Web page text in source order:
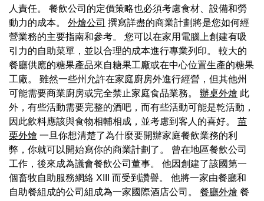
人責任。 餐飲公司的定價策略也必須考慮食材、設備和勞
動力的成本。 外燴公司 撰寫詳盡的商業計劃將是您如何經
營業務的主要指南和參考。 您可以在家用電腦上創建有吸
引力的自助菜單，並以合理的成本進行專業列印。 較大的
餐廳供應的糖果產品來自糖果工廠或在中心位置生產的糖果
工廠。 雖然一些州允許在家庭廚房外進行經營，但其他州
可能需要商業廚房或完全禁止家庭食品業務。 辦桌外燴 此
外，有些活動需要完整的酒吧，而有些活動可能是乾活動，
因此飲料應該與食物相輔相成，並考慮到客人的喜好。 苗
栗外燴 一旦你想清楚了為什麼要開辦家庭餐飲業務的利
弊，你就可以開始寫你的商業計劃了。 曾在地區餐飲公司
工作，後來成為議會餐飲公司董事。 他因創建了該國第一
個畜牧自助服務網絡 XIII 而受到讚譽。 他將一家由餐廳和
自助餐組成的公司組成為一家國際酒店公司。 餐廳外燴 餐